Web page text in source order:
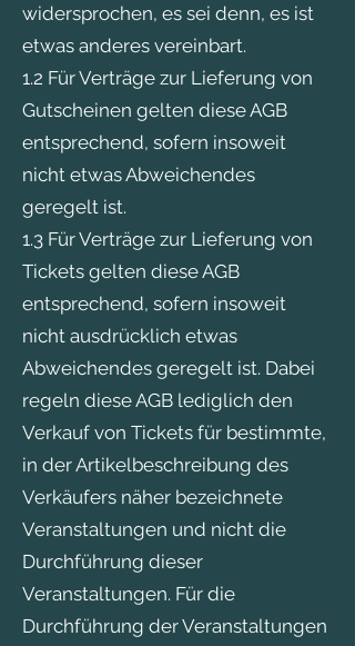
widersprochen, es sei denn, es ist
etwas anderes vereinbart.
1.2 Für Verträge zur Lieferung von
Gutscheinen gelten diese AGB
entsprechend, sofern insoweit
nicht etwas Abweichendes
geregelt ist.
1.3 Für Verträge zur Lieferung von
Tickets gelten diese AGB
entsprechend, sofern insoweit
nicht ausdrücklich etwas
Abweichendes geregelt ist. Dabei
regeln diese AGB lediglich den
Verkauf von Tickets für bestimmte,
in der Artikelbeschreibung des
Verkäufers näher bezeichnete
Veranstaltungen und nicht die
Durchführung dieser
Veranstaltungen. Für die
Durchführung der Veranstaltungen